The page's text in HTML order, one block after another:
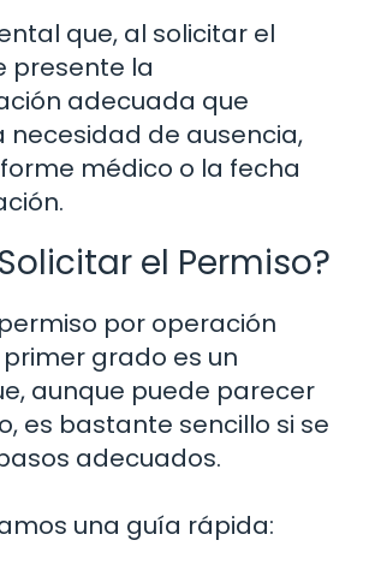
que, al solicitar el
presente la
adecuada que
necesidad de ausencia,
médico o la fecha
el Permiso?
por operación
grado es un
aunque puede parecer
es bastante sencillo si se
adecuados.
una guía rápida: